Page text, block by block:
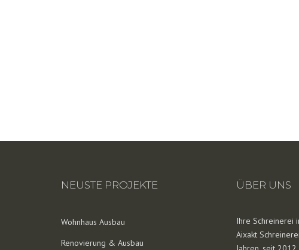
NEUSTE PROJEKTE
Wohnhaus Ausbau
Renovierung & Ausbau
ÜBER UNS
Ihre Schreinerei
Aixakt